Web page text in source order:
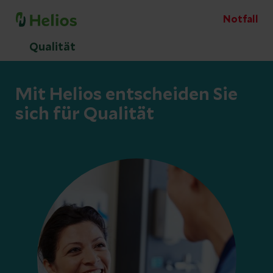
Notfall
Qualität
Mit Helios entscheiden Sie
sich für Qualität